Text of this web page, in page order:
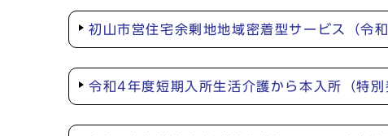
初山市営住宅余剰地地域密着型サービス（令
令和4年度短期入所生活介護から本入所（特